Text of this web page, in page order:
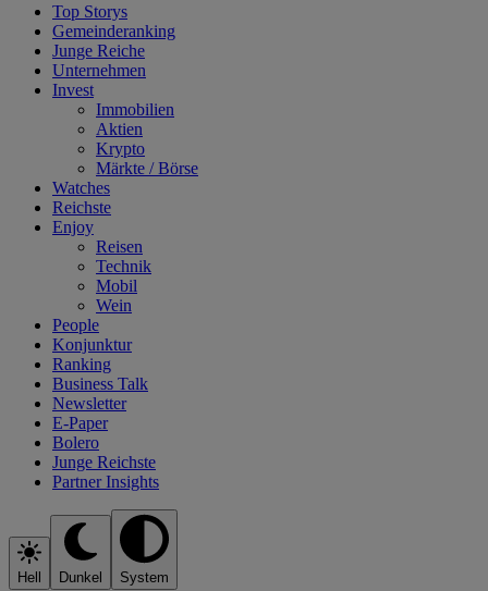
Top Storys
Gemeinderanking
Junge Reiche
Unternehmen
Invest
Immobilien
Aktien
Krypto
Märkte / Börse
Watches
Reichste
Enjoy
Reisen
Technik
Mobil
Wein
People
Konjunktur
Ranking
Business Talk
Newsletter
E-Paper
Bolero
Junge Reichste
Partner Insights
Hell Dunkel System